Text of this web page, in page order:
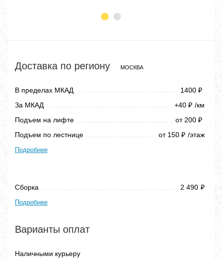
Доставка по региону МОСКВА
В пределах МКАД 1400 ₽
За МКАД +40 ₽ /км
Подъем на лифте
от 200 ₽
Подъем по лестнице от 150 ₽ /этаж
Подробнее
Сборка 2 490 ₽
Подробнее
Варианты оплат
Наличными курьеру